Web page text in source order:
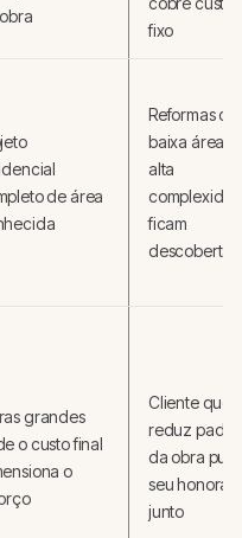
fixo
de área
Reformas
baixa área e
alta
ficam
descobertas
grandes
o custo final
o
Cliente que
reduz
da obra
seu
junto